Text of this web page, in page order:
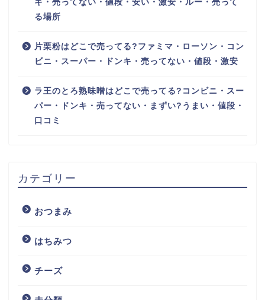
キ・売ってない・値段・安い・激安・ルー・売って
る場所
片栗粉はどこで売ってる?ファミマ・ローソン・コン
ビニ・スーパー・ドンキ・売ってない・値段・激安
ラ王のとろ熟味噌はどこで売ってる?コンビニ・スー
パー・ドンキ・売ってない・まずい?うまい・値段・
口コミ
カテゴリー
おつまみ
はちみつ
チーズ